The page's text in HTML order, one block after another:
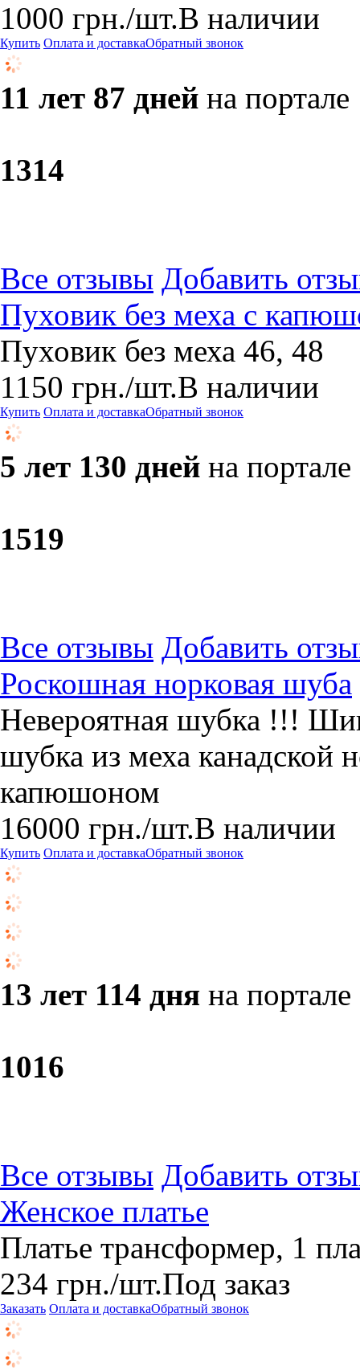
1000 грн./шт.В наличии
Купить Оплата и доставкаОбратный звонок
11 лет 87 дней на портале
1314
Все отзывы Добавить
Пуховик без меха с
Пуховик без меха 46, 48
1150 грн./шт.В наличии
Купить Оплата и доставкаОбратный звонок
5 лет 130 дней на портале
1519
Все отзывы Добавить
Роскошная норковая шуба
​Невероятная шубка !!!
шубка из меха
капюшоном
16000 грн./шт.В наличии
Купить Оплата и доставкаОбратный звонок
13 лет 114 дня на портале
1016
Все отзывы Добавить
Женское платье
Платье трансформер, 1
234 грн./шт.Под заказ
Заказать Оплата и доставкаОбратный звонок